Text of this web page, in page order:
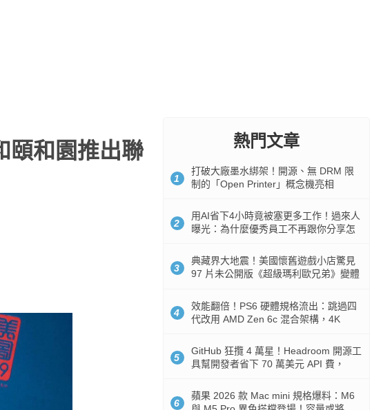
頤和園推出聯
熱門文章
1
打破大廠墨水綁架！開源、無 DRM 限
制的「Open Printer」概念機亮相
2
用AI省下4小時竟被塞更多工作！過來人
曝光：為什麼優秀員工不再跟你分享怎
3
典藏界大地震！美國懷舊遊戲小店驚見
97 片未公開版《超級瑪利歐兄弟》變體
4
效能翻倍！PS6 硬體規格流出：跳過四
代改用 AMD Zen 6c 混合架構，4K
5
GitHub 狂攬 4 萬星！Headroom 開源工
具幫開發者省下 70 萬美元 API 費，
6
蘋果 2026 款 Mac mini 規格爆料：M6